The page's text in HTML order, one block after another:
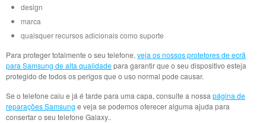
design
marca
quaisquer recursos adicionais como suporte
Para proteger totalmente o seu telefone, veja os nossos protetores de ecrã
para Samsung de alta qualidadepara garantir que o seu dispositivo esteja
protegido de todos os perigos que o uso normal pode causar.
Se o telefone caiu e já é tarde para uma capa, consulte a nossa página de
reparações Samsung e veja se podemos oferecer alguma ajuda para
consertar o seu telefone Galaxy..